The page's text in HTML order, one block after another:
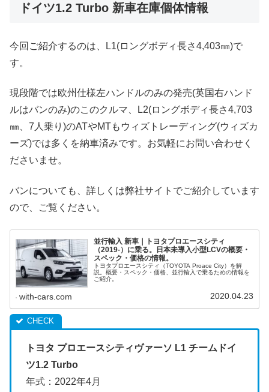
ドイツ1.2 Turbo 新車在庫個体情報
今回ご紹介するのは、L1(ロングボディ長さ4,403㎜)で
す。
現段階では欧州仕様左ハンドルのみの発売(英国右ハンド
ルはバンのみ)のこのクルマ、L2(ロングボディ長さ4,703
㎜、7人乗り)のATやMTもウィズトレーディング(ウィズカ
ーズ)では多くを納車済みです。お気軽にお問い合わせく
ださいませ。
バンについても、詳しくは弊社サイトでご紹介しています
ので、ご覧ください。
並行輸入 新車｜トヨタプロエースシティ
（2019-）に乗る。日本未導入小型LCVの概要・
スペック・価格の情報。
トヨタプロエースシティ（TOYOTA Proace City）を解
説。概要・スペック・価格、並行輸入で乗るための情報を
ご紹介。
with-cars.com 2020.04.23
トヨタ プロエースシティヴァーソ L1 チームドイ
ツ1.2 Turbo
年式：2022年4月